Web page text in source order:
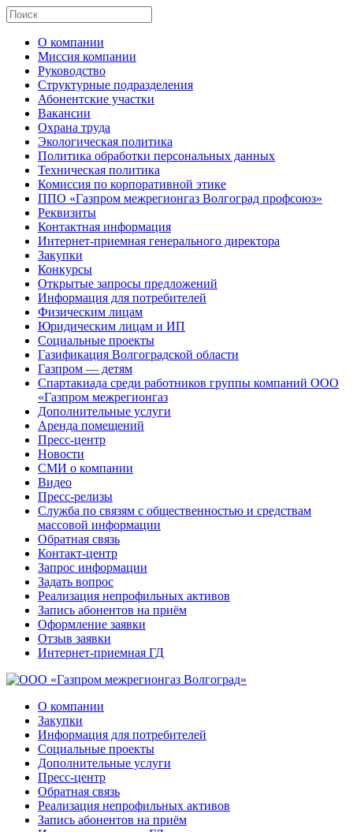
О компании
Миссия компании
Руководство
Структурные подразделения
Абонентские участки
Вакансии
Охрана труда
Экологическая политика
Политика обработки персональных данных
Техническая политика
Комиссия по корпоративной этике
ППО «Газпром межрегионгаз Волгоград профсоюз»
Реквизиты
Контактная информация
Интернет-приемная генерального директора
Закупки
Конкурсы
Открытые запросы предложений
Информация для потребителей
Физическим лицам
Юридическим лицам и ИП
Социальные проекты
Газификация Волгоградской области
Газпром — детям
Спартакиада среди работников группы компаний ООО
«Газпром межрегионгаз
Дополнительные услуги
Аренда помещений
Пресс-центр
Новости
СМИ о компании
Видео
Пресс-релизы
Служба по связям с общественностью и средствам
массовой информации
Обратная связь
Контакт-центр
Запрос информации
Задать вопрос
Реализация непрофильных активов
Запись абонентов на приём
Оформление заявки
Отзыв заявки
Интернет-приемная ГД
О компании
Закупки
Информация для потребителей
Социальные проекты
Дополнительные услуги
Пресс-центр
Обратная связь
Реализация непрофильных активов
Запись абонентов на приём